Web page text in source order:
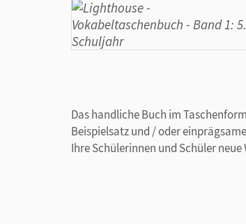
Das handliche Buch im
Beispielsatz und / oder
Ihre Schülerinnen und Schüler